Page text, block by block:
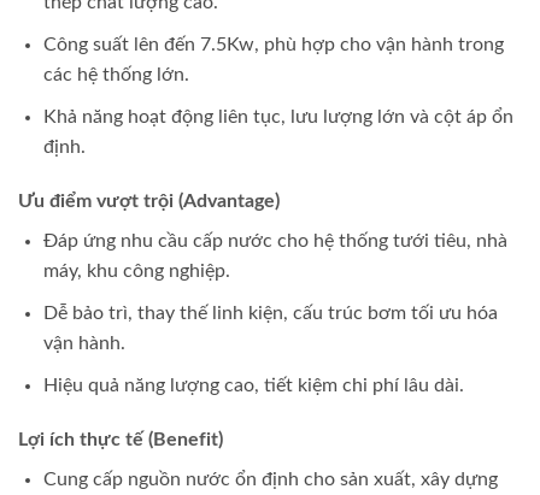
Công suất lên đến 7.5Kw, phù hợp cho vận hành trong
các hệ thống lớn.
Khả năng hoạt động liên tục, lưu lượng lớn và cột áp ổn
định.
Ưu điểm vượt trội (Advantage)
Đáp ứng nhu cầu cấp nước cho hệ thống tưới tiêu, nhà
máy, khu công nghiệp.
Dễ bảo trì, thay thế linh kiện, cấu trúc bơm tối ưu hóa
vận hành.
Hiệu quả năng lượng cao, tiết kiệm chi phí lâu dài.
Lợi ích thực tế (Benefit)
Cung cấp nguồn nước ổn định cho sản xuất, xây dựng